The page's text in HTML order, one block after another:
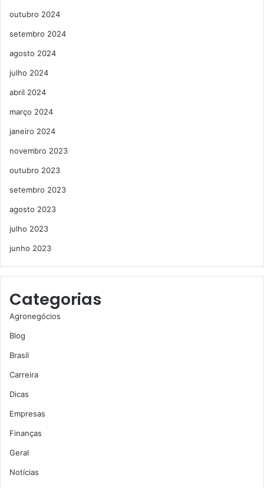
outubro 2024
setembro 2024
agosto 2024
julho 2024
abril 2024
março 2024
janeiro 2024
novembro 2023
outubro 2023
setembro 2023
agosto 2023
julho 2023
junho 2023
Categorias
Agronegócios
Blog
Brasil
Carreira
Dicas
Empresas
Finanças
Geral
Notícias